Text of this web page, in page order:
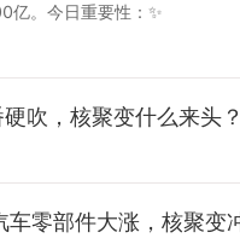
亿。今日重要性：✨
吹，核聚变什么来头？
零部件大涨，核聚变